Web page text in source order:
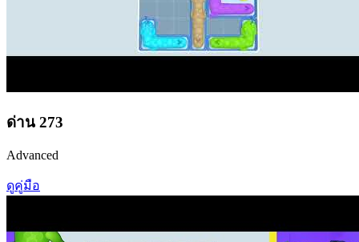
ด่าน 273
Advanced
ดูคู่มือ